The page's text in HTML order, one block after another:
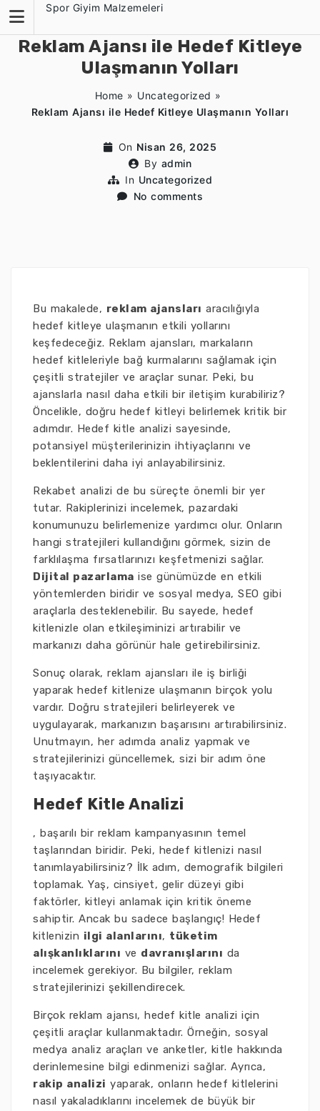
content
Spor Giyim Malzemeleri
Reklam Ajansı ile Hedef Kitleye
Ulaşmanın Yolları
Home » Uncategorized »
Reklam Ajansı ile Hedef Kitleye Ulaşmanın Yolları
On Nisan 26, 2025
By admin
In Uncategorized
No comments
Bu makalede, reklam ajansları aracılığıyla
hedef kitleye ulaşmanın etkili yollarını
keşfedeceğiz. Reklam ajansları, markaların
hedef kitleleriyle bağ kurmalarını sağlamak için
çeşitli stratejiler ve araçlar sunar. Peki, bu
ajanslarla nasıl daha etkili bir iletişim kurabiliriz?
Öncelikle, doğru hedef kitleyi belirlemek kritik bir
adımdır. Hedef kitle analizi sayesinde,
potansiyel müşterilerinizin ihtiyaçlarını ve
beklentilerini daha iyi anlayabilirsiniz.
Rekabet analizi de bu süreçte önemli bir yer
tutar. Rakiplerinizi incelemek, pazardaki
konumunuzu belirlemenize yardımcı olur. Onların
hangi stratejileri kullandığını görmek, sizin de
farklılaşma fırsatlarınızı keşfetmenizi sağlar.
Dijital pazarlama ise günümüzde en etkili
yöntemlerden biridir ve sosyal medya, SEO gibi
araçlarla desteklenebilir. Bu sayede, hedef
kitlenizle olan etkileşiminizi artırabilir ve
markanızı daha görünür hale getirebilirsiniz.
Sonuç olarak, reklam ajansları ile iş birliği
yaparak hedef kitlenize ulaşmanın birçok yolu
vardır. Doğru stratejileri belirleyerek ve
uygulayarak, markanızın başarısını artırabilirsiniz.
Unutmayın, her adımda analiz yapmak ve
stratejilerinizi güncellemek, sizi bir adım öne
taşıyacaktır.
Hedef Kitle Analizi
, başarılı bir reklam kampanyasının temel
taşlarından biridir. Peki, hedef kitlenizi nasıl
tanımlayabilirsiniz? İlk adım, demografik bilgileri
toplamak. Yaş, cinsiyet, gelir düzeyi gibi
faktörler, kitleyi anlamak için kritik öneme
sahiptir. Ancak bu sadece başlangıç! Hedef
kitlenizin ilgi alanlarını, tüketim
alışkanlıklarını ve davranışlarını da
incelemek gerekiyor. Bu bilgiler, reklam
stratejilerinizi şekillendirecek.
Birçok reklam ajansı, hedef kitle analizi için
çeşitli araçlar kullanmaktadır. Örneğin, sosyal
medya analiz araçları ve anketler, kitle hakkında
derinlemesine bilgi edinmenizi sağlar. Ayrıca,
rakip analizi yaparak, onların hedef kitlelerini
nasıl yakaladıklarını incelemek de büyük bir